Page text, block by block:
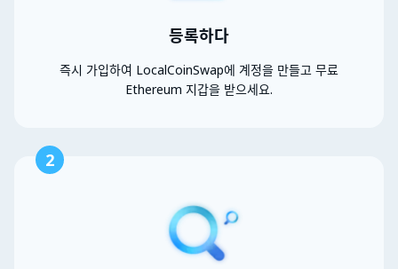
등록하다
즉시 가입하여 LocalCoinSwap에 계정을 만들고 무료
Ethereum 지갑을 받으세요.
2